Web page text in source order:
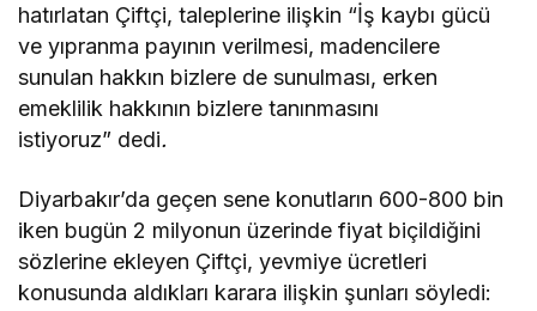
hatırlatan Çiftçi, taleplerine ilişkin “İş kaybı gücü
ve yıpranma payının verilmesi, madencilere
sunulan hakkın bizlere de sunulması, erken
emeklilik hakkının bizlere tanınmasını
istiyoruz” dedi.
Diyarbakır’da geçen sene konutların 600-800 bin
iken bugün 2 milyonun üzerinde fiyat biçildiğini
sözlerine ekleyen Çiftçi, yevmiye ücretleri
konusunda aldıkları karara ilişkin şunları söyledi: